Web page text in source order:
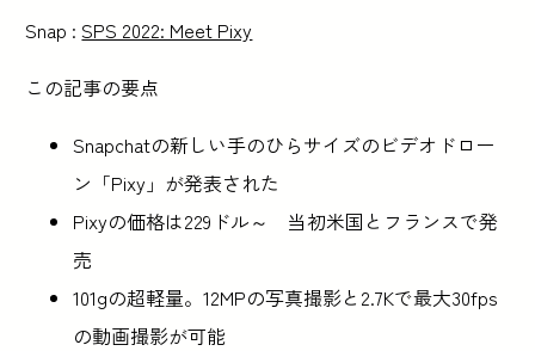
Snap :SPS 2022: Meet Pixy
この記事の要点
Snapchatの新しい手のひらサイズのビデオドロー
ン「Pixy」が発表された
Pixyの価格は229ドル～ 当初米国とフランスで発
売
101gの超軽量。12MPの写真撮影と2.7Kで最大30fps
の動画撮影が可能